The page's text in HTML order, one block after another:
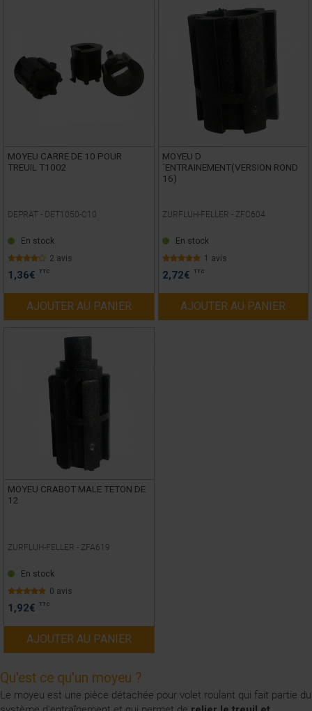
Qu'est ce qu'un moyeu ?
Le moyeu est une pièce détachée pour volet roulant qui fait partie du
MOYEU CARRE DE 10 POUR
TREUIL T1002
DEPRAT - DET1050-C10
En stock
2 avis
1,36€ TTC
AJOUTER AU PANIER
MOYEU D
´ENTRAINEMENT(VERSION ROND
16)
ZURFLUH-FELLER - ZFC604
En stock
1 avis
2,72€ TTC
AJOUTER AU PANIER
MOYEU CRABOT MALE TETON DE
12
ZURFLUH-FELLER - ZFA619
En stock
0 avis
1,92€ TTC
AJOUTER AU PANIER